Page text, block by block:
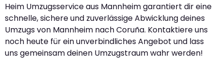
Heim Umzugsservice aus Mannheim garantiert dir eine
schnelle, sichere und zuverlässige Abwicklung deines
Umzugs von Mannheim nach Coruña. Kontaktiere uns
noch heute für ein unverbindliches Angebot und lass
uns gemeinsam deinen Umzugstraum wahr werden!